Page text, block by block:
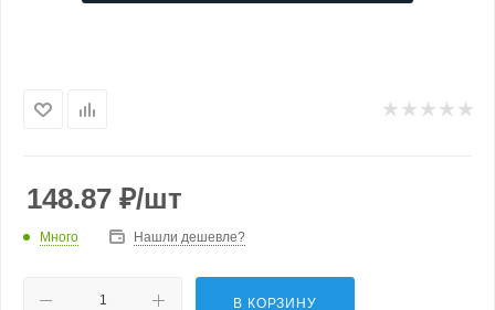
148.87 ₽/шт
Много Нашли дешевле?
В КОРЗИНУ